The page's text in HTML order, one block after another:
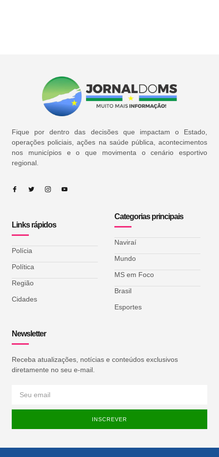
Fique por dentro das decisões que impactam o Estado,
operações policiais, ações na saúde pública, acontecimentos
nos municípios e o que movimenta o cenário esportivo
regional.
Links rápidos
Polícia
Política
Região
Cidades
Categorias principais
Naviraí
Mundo
MS em Foco
Brasil
Esportes
Newsletter
Receba atualizações, notícias e conteúdos exclusivos
diretamente no seu e-mail.
INSCREVER